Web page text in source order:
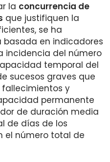
la concurrencia de
que justifiquen la
se ha
en indicadores
incidencia del número
temporal del
sucesos graves que
y
permanente
de duración media
de días de los
el número total de